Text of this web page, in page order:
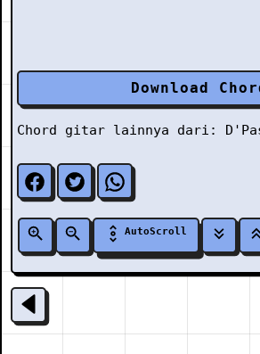
Download
Chord gitar lainnya dari:
AutoScroll